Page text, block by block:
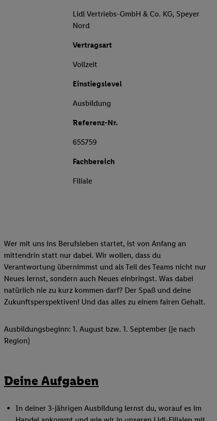
Lidl Vertriebs-GmbH & Co. KG, Speyer
Nord
Vertragsart
Vollzeit
Einstiegslevel
Ausbildung
Referenz-Nr.
655759
Fachbereich
Filiale
Wer mit uns ins Berufsleben startet, ist von Anfang an
mittendrin statt nur dabei. Wir wollen, dass du
Verantwortung übernimmst und als Teil des Teams nicht nur
Neues lernst, sondern auch Neues einbringst. Was dabei
natürlich nie zu kurz kommen darf? Der Spaß und deine
Zukunftsperspektiven! Und das alles zu einem fairen Gehalt.
Ausbildungsbeginn: 1. August bzw. 1. September (je nach
Region)
Deine Aufgaben
In deiner 3-jährigen Ausbildung lernst du, worauf es im